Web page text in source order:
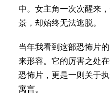
中。女主角一次次醒来
景，却始终无法逃脱。
当年我看到这部恐怖片
来形容。它的厉害之处
恐怖片，更是一则关于
寓言。